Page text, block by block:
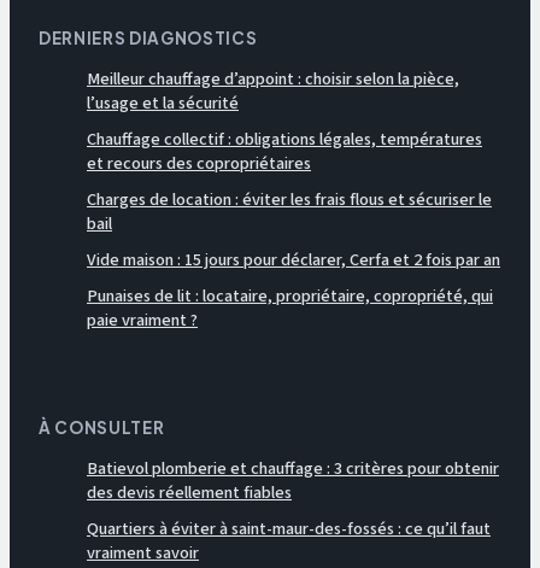
DERNIERS DIAGNOSTICS
Meilleur chauffage d’appoint : choisir selon la pièce,
l’usage et la sécurité
Chauffage collectif : obligations légales, températures
et recours des copropriétaires
Charges de location : éviter les frais flous et sécuriser le
bail
Vide maison : 15 jours pour déclarer, Cerfa et 2 fois par an
Punaises de lit : locataire, propriétaire, copropriété, qui
paie vraiment ?
À CONSULTER
Batievol plomberie et chauffage : 3 critères pour obtenir
des devis réellement fiables
Quartiers à éviter à saint-maur-des-fossés : ce qu’il faut
vraiment savoir